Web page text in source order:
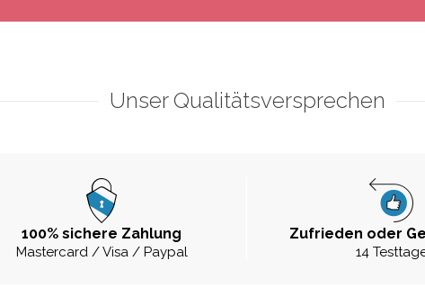
Unser Qualitätsversprechen
100% sichere Zahlung
Mastercard / Visa / Paypal
Zufrieden oder
14